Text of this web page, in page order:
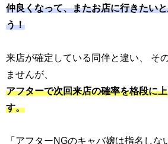
仲良くなって、またお店に行きたい
う！
来店が確定している同伴と違い、 そ
ませんが、
アフターで次回来店の確率を格段に
す。
「アフターNGのキャバ嬢は指名しな